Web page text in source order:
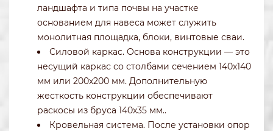
ландшафта и типа почвы на участке
основанием для навеса может служить
монолитная площадка, блоки, винтовые сваи.
Силовой каркас. Основа конструкции — это
несущий каркас со столбами сечением 140х140
мм или 200х200 мм. Дополнительную
жесткость конструкции обеспечивают
раскосы из бруса 140х35 мм..
Кровельная система. После установки опор